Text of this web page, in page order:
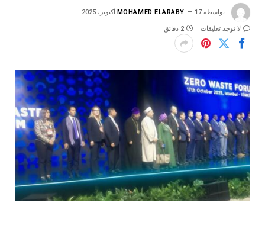
بواسطة MOHAMED ELARABY 17 أكتوبر، 2025
لا توجد تعليقات 2 دقائق